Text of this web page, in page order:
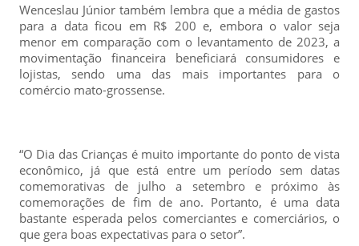
Wenceslau Júnior também lembra que a média de gastos
para a data ficou em R$ 200 e, embora o valor seja
menor em comparação com o levantamento de 2023, a
movimentação financeira beneficiará consumidores e
lojistas, sendo uma das mais importantes para o
comércio mato-grossense.
“O Dia das Crianças é muito importante do ponto de vista
econômico, já que está entre um período sem datas
comemorativas de julho a setembro e próximo às
comemorações de fim de ano. Portanto, é uma data
bastante esperada pelos comerciantes e comerciários, o
que gera boas expectativas para o setor”.